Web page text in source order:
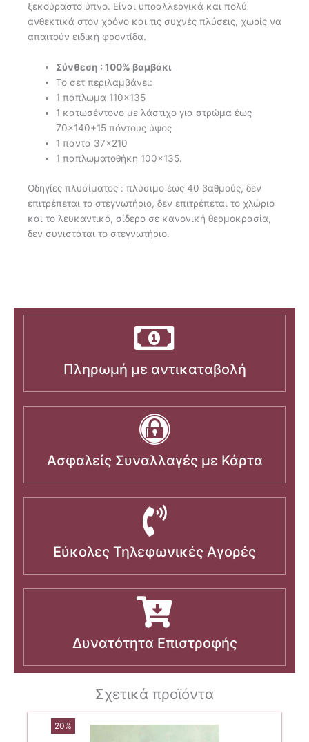
ξεκούραστο ύπνο. Είναι υποαλλεργικά και πολύ
ανθεκτικά στον χρόνο και τις συχνές πλύσεις, χωρίς να
απαιτούν ειδική φροντίδα.
Σύνθεση : 100% βαμβάκι
Το σετ περιλαμβάνει:
1 πάπλωμα 110×135
1 κατωσέντονο με λάστιχο για στρώμα έως
70×140+15 πόντους ύψος
1 πάντα 37×210
1 παπλωματοθήκη 100×135.
Oδηγίες πλυσίματος : πλύσιμο έως 40 βαθμούς, δεν
επιτρέπεται το στεγνωτήριο, δεν επιτρέπεται το χλώριο
και το λευκαντικό, σίδερο σε κανονική θερμοκρασία,
δεν συνιστάται το στεγνωτήριο.
Πληρωμή με αντικαταβολή
Ασφαλείς Συναλλαγές με Κάρτα
Εύκολες Τηλεφωνικές Αγορές
Δυνατότητα Επιστροφής
Σχετικά προϊόντα
20%